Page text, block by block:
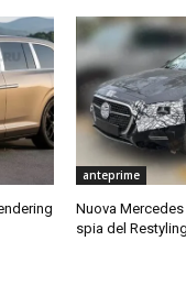
anteprime
Nuova Mercedes
spia del Restyling